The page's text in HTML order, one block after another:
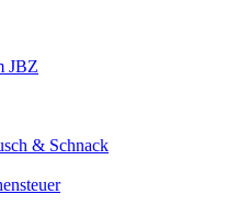
JBZ
& Schnack